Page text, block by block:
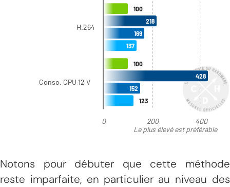
Notons pour débuter que cette méthode
reste imparfaite, en particulier au niveau des